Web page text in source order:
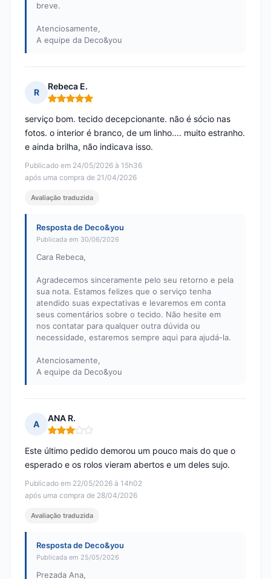
breve.
Atenciosamente,
A equipe da Deco&you
R
Rebeca E.
Nota: 5 em 5
Publicado em 24/05/2026 à 15h36
após uma compra de 21/04/2026
serviço bom. tecido decepcionante. não é sócio nas
fotos. o interior é branco, de um linho.... muito estranho.
e ainda brilha, não indicava isso.
Avaliação traduzida
Resposta de Deco&you
Publicada em 30/06/2026
Cara Rebeca,
Agradecemos sinceramente pelo seu retorno e pela
sua nota. Estamos felizes que o serviço tenha
atendido suas expectativas e levaremos em conta
seus comentários sobre o tecido. Não hesite em
nos contatar para qualquer outra dúvida ou
necessidade, estaremos sempre aqui para ajudá-la.
Atenciosamente,
A equipe da Deco&you
A
ANA R.
Nota: 3 em 5
Publicado em 22/05/2026 à 14h02
após uma compra de 28/04/2026
Este último pedido demorou um pouco mais do que o
esperado e os rolos vieram abertos e um deles sujo.
Avaliação traduzida
Resposta de Deco&you
Publicada em 25/05/2026
Prezada Ana,